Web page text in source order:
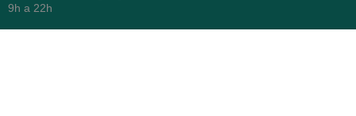
9h a 22h